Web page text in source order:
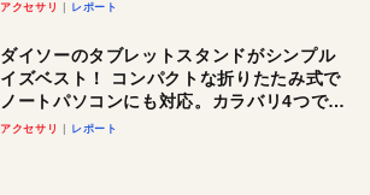
アクセサリ レポート
ダイソーのタブレットスタンドがシンプル
イズベスト！ コンパクトな折りたたみ式で
ノートパソコンにも対応。カラバリ4つで選
べる楽しさも
アクセサリ レポート